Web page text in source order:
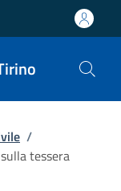
/
tessera